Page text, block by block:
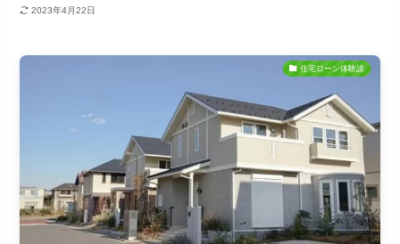
2023年4月22日
住宅ローン体験談